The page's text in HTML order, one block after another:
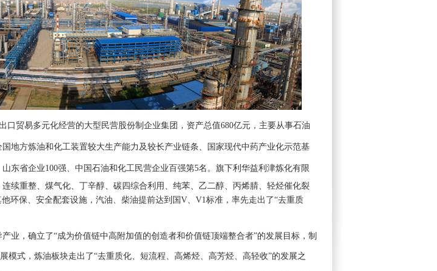
口贸易多元化经营的大型民营股份制企业集团，资产总值680亿元，主要从事石油
地方炼油和化工装置较大生产能力及较长产业链条、国家现代中药产业化示范基
东省企业100强、中国石油和化工民营企业百强第5名。旗下利华益利津炼化有限
续重整、煤气化、丁辛醇、碳四综合利用、纯苯、乙二醇、丙烯腈、轻烃催化裂
环保、安全配套设施，汽油、柴油提前达到国V、V1标准，率先走出了“去重质
，确立了“成为价值链中高附加值的创造者和价值链顶端整合者”的发展目标，制
模式，炼油板块走出了“去重质化、短流程、高烯烃、高芳烃、高轻收”的发展之